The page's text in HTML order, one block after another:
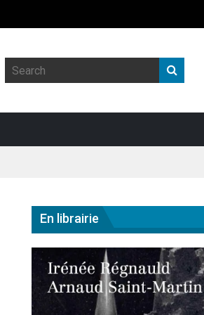
En librairie